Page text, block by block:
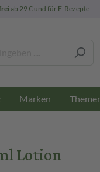
ab 29 € und für E-Rezepte
Marken
Lotion